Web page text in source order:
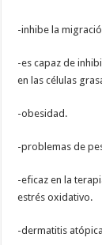
-inhibe la
-es capaz de
en las células
-obesidad.
-problemas de
-eficaz en la
estrés oxidativo.
-dermatitis